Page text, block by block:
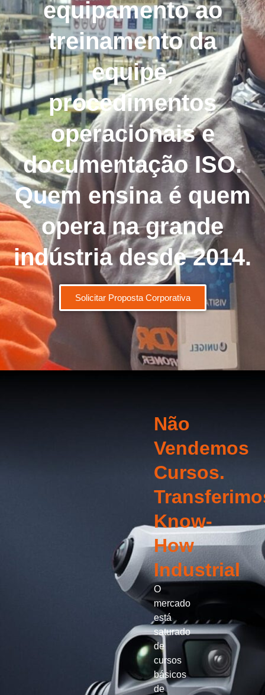
equipamento ao
treinamento da
equipe,
procedimentos
operacionais e
documentação ISO.
Quem ensina é quem
opera na grande
indústria desde 2014.
Solicitar Proposta Corporativa
Não
Vendemos
Cursos.
Know-
How
Industrial
O
mercado
está
saturado
de
cursos
básicos
de